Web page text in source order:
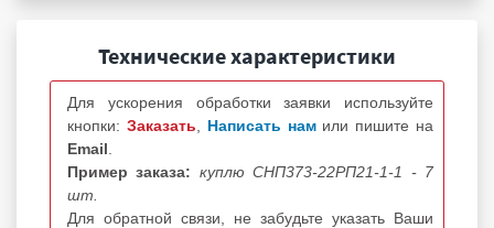
Технические характеристики
Для ускорения обработки заявки используйте
кнопки: Заказать Написать нам или пишите на
Email
Пример заказа: куплю СНП373-22РП21-1-1 - 7
шт.
Для обратной связи, не забудьте указать Ваши